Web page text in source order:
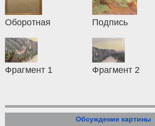
Оборотная Подпись
Фрагмент 1 Фрагмент 2
Обсуждение картины